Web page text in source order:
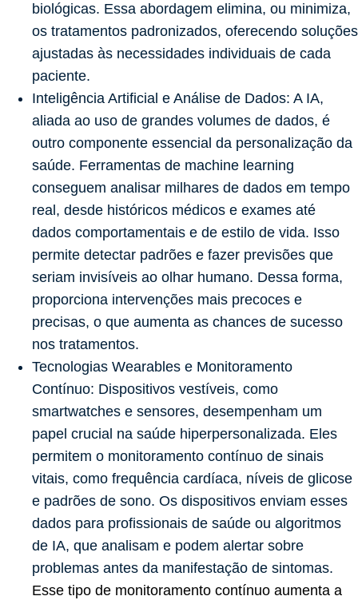
biológicas. Essa abordagem elimina, ou minimiza,
os tratamentos padronizados, oferecendo soluções
ajustadas às necessidades individuais de cada
paciente.
Inteligência Artificial e Análise de Dados: A IA,
aliada ao uso de grandes volumes de dados, é
outro componente essencial da personalização da
saúde. Ferramentas de machine learning
conseguem analisar milhares de dados em tempo
real, desde históricos médicos e exames até
dados comportamentais e de estilo de vida. Isso
permite detectar padrões e fazer previsões que
seriam invisíveis ao olhar humano. Dessa forma,
proporciona intervenções mais precoces e
precisas, o que aumenta as chances de sucesso
nos tratamentos.
Tecnologias Wearables e Monitoramento
Contínuo: Dispositivos vestíveis, como
smartwatches e sensores, desempenham um
papel crucial na saúde hiperpersonalizada. Eles
permitem o monitoramento contínuo de sinais
vitais, como frequência cardíaca, níveis de glicose
e padrões de sono. Os dispositivos enviam esses
dados para profissionais de saúde ou algoritmos
de IA, que analisam e podem alertar sobre
problemas antes da manifestação de sintomas.
Esse tipo de monitoramento contínuo aumenta a